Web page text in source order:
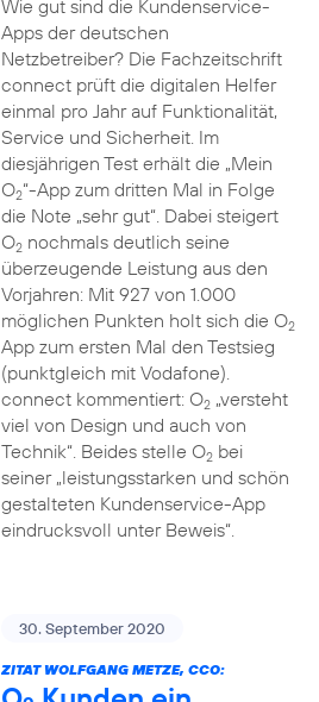
Wie gut sind die Kundenservice-
Apps der deutschen
Netzbetreiber? Die Fachzeitschrift
connect prüft die digitalen Helfer
einmal pro Jahr auf Funktionalität,
Service und Sicherheit. Im
diesjährigen Test erhält die „Mein
O2“-App zum dritten Mal in Folge
die Note „sehr gut“. Dabei steigert
O2nochmals deutlich seine
überzeugende Leistung aus den
Vorjahren: Mit 927 von 1.000
möglichen Punkten holt sich die O2
App zum ersten Mal den Testsieg
(punktgleich mit Vodafone).
connect kommentiert: O2„versteht
viel von Design und auch von
Technik“. Beides stelle O2bei
seiner „leistungsstarken und schön
gestalteten Kundenservice-App
eindrucksvoll unter Beweis“.
30. September 2020
ZITAT WOLFGANG METZE, CCO: